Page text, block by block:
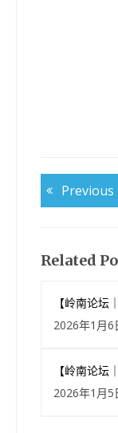
文
章
航
Previous
Related
【岭南论坛
2026年1月6
【岭南论
2026年1月5